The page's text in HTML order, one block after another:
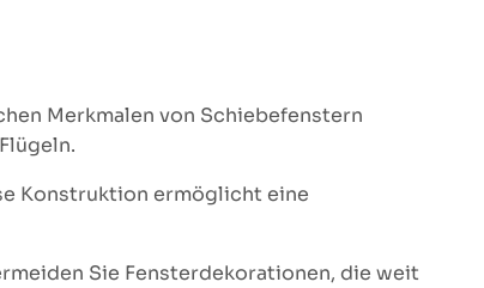
Merkmalen von Schiebefenstern
Konstruktion ermöglicht eine
Sie Fensterdekorationen, die weit